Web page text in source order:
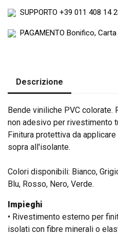
SUPPORTO +39 011 408 14
PAGAMENTO Bonifico,
Descrizione
Bende viniliche PVC colorate.
non adesivo per rivestimento
Finitura protettiva da
sopra all'isolante.
Colori disponibili: Bianco,
Blu, Rosso, Nero, Verde.
Impieghi
• Rivestimento esterno per
isolati con fibre minerali o